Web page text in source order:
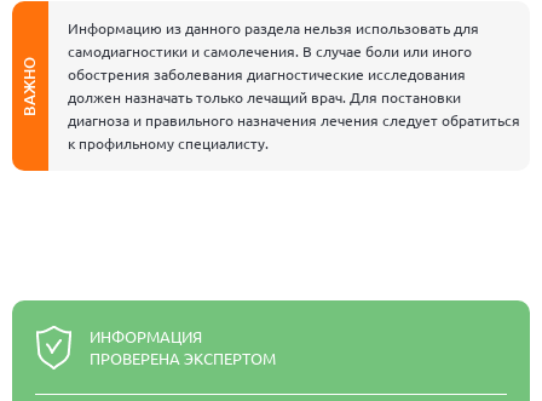
ВАЖНО
Информацию из данного раздела нельзя использовать для
самодиагностики и самолечения. В случае боли или иного
обострения заболевания диагностические исследования
должен назначать только лечащий врач. Для постановки
диагноза и правильного назначения лечения следует обратиться
к профильному специалисту.
ИНФОРМАЦИЯ
ПРОВЕРЕНА ЭКСПЕРТОМ